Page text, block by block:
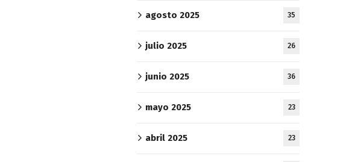
agosto 2025 35
julio 2025 26
junio 2025 36
mayo 2025 23
abril 2025 23